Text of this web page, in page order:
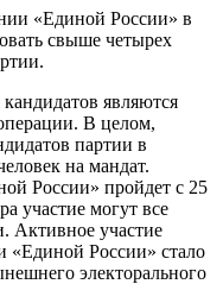
«Единой России» в
свыше четырех
являются
В целом,
партии в
на мандат.
России» пройдет с 25
участие могут все
Активное участие
России» стало
электорального